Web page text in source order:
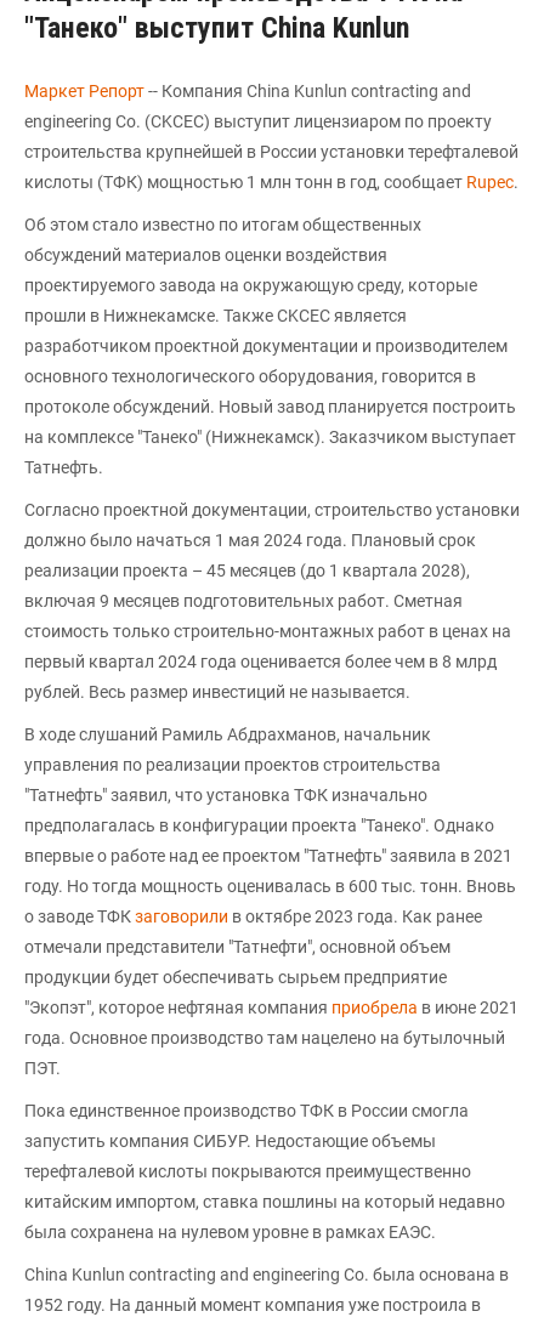
"Танеко" выступит China Kunlun
Маркет Репорт-- Компания China Kunlun contracting and
engineering Сo. (CKCEC) выступит лицензиаром по проекту
строительства крупнейшей в России установки терефталевой
кислоты (ТФК) мощностью 1 млн тонн в год, сообщает Rupec.
Об этом стало известно по итогам общественных
обсуждений материалов оценки воздействия
проектируемого завода на окружающую среду, которые
прошли в Нижнекамске. Также CKCEC является
разработчиком проектной документации и производителем
основного технологического оборудования, говорится в
протоколе обсуждений. Новый завод планируется построить
на комплексе "Танеко" (Нижнекамск). Заказчиком выступает
Татнефть.
Согласно проектной документации, строительство установки
должно было начаться 1 мая 2024 года. Плановый срок
реализации проекта – 45 месяцев (до 1 квартала 2028),
включая 9 месяцев подготовительных работ. Сметная
стоимость только строительно-монтажных работ в ценах на
первый квартал 2024 года оценивается более чем в 8 млрд
рублей. Весь размер инвестиций не называется.
В ходе слушаний Рамиль Абдрахманов, начальник
управления по реализации проектов строительства
"Татнефть" заявил, что установка ТФК изначально
предполагалась в конфигурации проекта "Танеко". Однако
впервые о работе над ее проектом "Татнефть" заявила в 2021
году. Но тогда мощность оценивалась в 600 тыс. тонн. Вновь
о заводе ТФКзаговорили в октябре 2023 года. Как ранее
отмечали представители "Татнефти", основной объем
продукции будет обеспечивать сырьем предприятие
"Экопэт", которое нефтяная компания приобрела в июне 2021
года. Основное производство там нацелено на бутылочный
ПЭТ.
Пока единственное производство ТФК в России смогла
запустить компания СИБУР. Недостающие объемы
терефталевой кислоты покрываются преимущественно
китайским импортом, ставка пошлины на который недавно
была сохранена на нулевом уровне в рамках ЕАЭС.
China Kunlun contracting and engineering Сo. была основана в
1952 году. На данный момент компания уже построила в